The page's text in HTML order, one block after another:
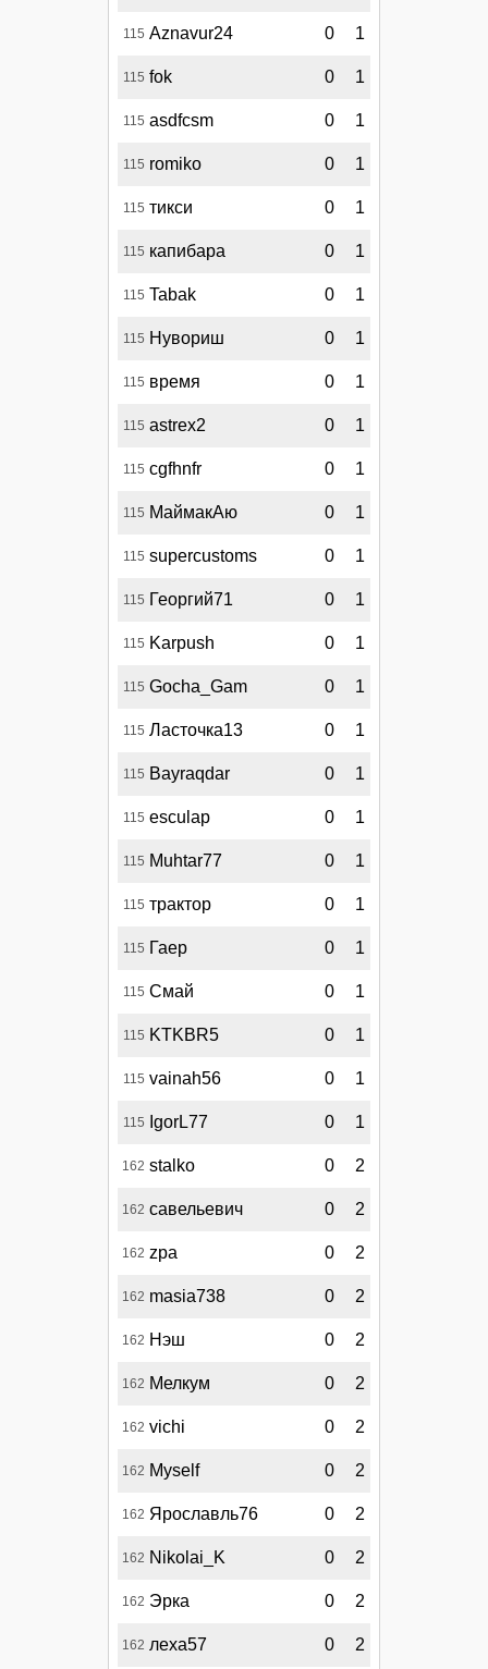
115 Aznavur24 0 1
115 fok 0 1
115 asdfcsm 0 1
115 romiko 0 1
115 тикси 0 1
115 капибара 0 1
115 Tabak 0 1
115 Нувориш 0 1
115 время 0 1
115 astrex2 0 1
115 cgfhnfr 0 1
115 МаймакАю 0 1
115 supercustoms 0 1
115 Георгий71 0 1
115 Karpush 0 1
115 Gocha_Gam 0 1
115 Ласточка13 0 1
115 Bayraqdar 0 1
115 esculap 0 1
115 Muhtar77 0 1
115 трактор 0 1
115 Гаер 0 1
115 Смай 0 1
115 KTKBR5 0 1
115 vainah56 0 1
115 IgorL77 0 1
162 stalko 0 2
162 савельевич 0 2
162 zpa 0 2
162 masia738 0 2
162 Нэш 0 2
162 Мелкум 0 2
162 vichi 0 2
162 Myself 0 2
162 Ярославль76 0 2
162 Nikolai_K 0 2
162 Эрка 0 2
162 леха57 0 2